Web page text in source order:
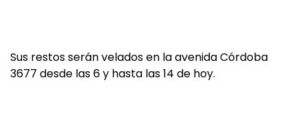
Sus restos serán velados en la avenida Córdoba
3677 desde las 6 y hasta las 14 de hoy.